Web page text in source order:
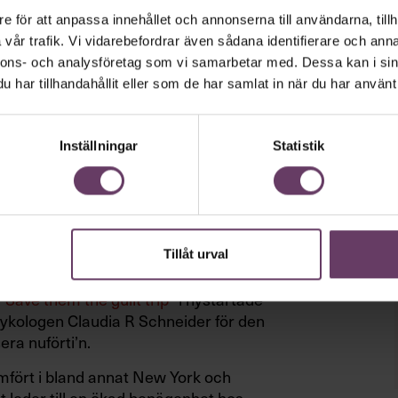
för att anpassa innehållet och annonserna till användarna,
trafik. Vi vidarebefordrar även sådana identifierare och
och analysföretag som vi samarbetar med. Dessa kan i
har tillhandahållit eller som de har samlat in när du har
Inställningar Statistik
Tillåt urval
Löfven återigen befolkningen till ett
ånyo framför sin nya favoritfond –
mer om den?) – med en hy lika
han in i kameran. ”Alla måste göra
ju. R-talen skenar. Sjukvården går
– det finns på tok för många
pratar ledarskap, är det uppenbart
till skuldbeläggning och pekpinnar.
them the guilt trip”i nystartade
Claudia R Schneider för den
nuförti’n.
i bland annat New York och